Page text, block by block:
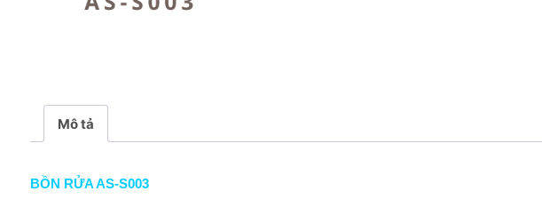
Mô tả
BỒN RỬA AS-S003